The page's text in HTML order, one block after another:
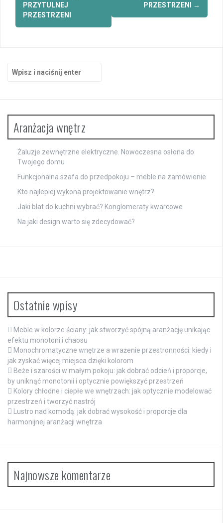
PRZYTULNEJ
PRZESTRZENI
PRZESTRZENI
→
Szukaj:
Aranżacja wnętrz
Żaluzje zewnętrzne elektryczne. Nowoczesna osłona do
Twojego domu
Funkcjonalna szafa do przedpokoju – meble na zamówienie
Kto najlepiej wykona projektowanie wnętrz?
Jaki blat do kuchni wybrać? Konglomeraty kwarcowe
Na jaki design warto się zdecydować?
Ostatnie wpisy
Meble w kolorze ściany: jak stworzyć spójną aranżację unikając
efektu monotoni i chaosu
Monochromatyczne wnętrze a wrażenie przestronności: kiedy i
jak zyskać więcej miejsca dzięki kolorom
Beże i szarości w małym pokoju: jak dobrać odcień i proporcje,
by uniknąć monotonii i optycznie powiększyć przestrzeń
Kolory chłodne i ciepłe we wnętrzach: jak optycznie modelować
przestrzeń i tworzyć nastrój
Lustro nad komodą: jak dobrać wysokość i proporcje dla
harmonijnej aranżacji wnętrza
Najnowsze komentarze